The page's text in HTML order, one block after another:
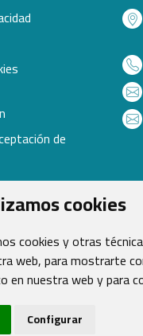
cookies
cookies y otras
web, para mostrarte
en nuestra web y para
Configurar
de
los derechos